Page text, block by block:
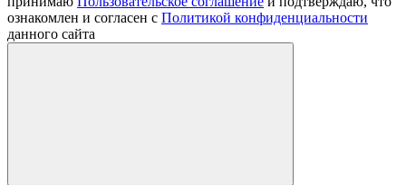
ознакомлен и согласен с Политикой конфиденциальности
данного сайта